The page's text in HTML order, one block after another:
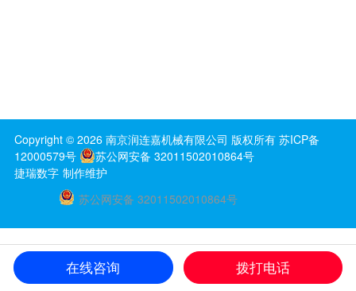
Copyright © 2026 南京润连嘉机械有限公司 版权所有 苏ICP备
12000579号
苏公网安备 32011502010864号
捷瑞数字 制作维护
苏公网安备 32011502010864号
在线咨询 拨打电话